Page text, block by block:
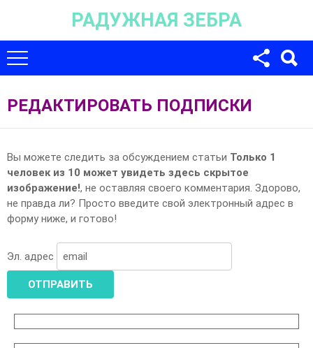
РАДУЖНАЯ ЗЕБРА
РЕДАКТИРОВАТЬ ПОДПИСКИ
Вы можете следить за обсуждением статьи Только 1
человек из 10 может увидеть здесь скрытое
изображение!, не оставляя своего комментария. Здорово,
не правда ли? Просто введите свой электронный адрес в
форму ниже, и готово!
Эл. адрес
Для любых предложений по сайту: